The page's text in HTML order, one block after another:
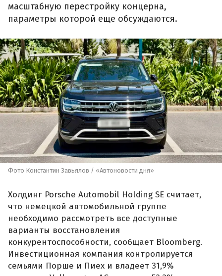
масштабную перестройку концерна,
параметры которой еще обсуждаются.
Фото Константин Завьялов / «Автоновости дня»
Холдинг Porsche Automobil Holding SE считает,
что немецкой автомобильной группе
необходимо рассмотреть все доступные
варианты восстановления
конкурентоспособности, сообщает Bloomberg.
Инвестиционная компания контролируется
семьями Порше и Пиех и владеет 31,9%